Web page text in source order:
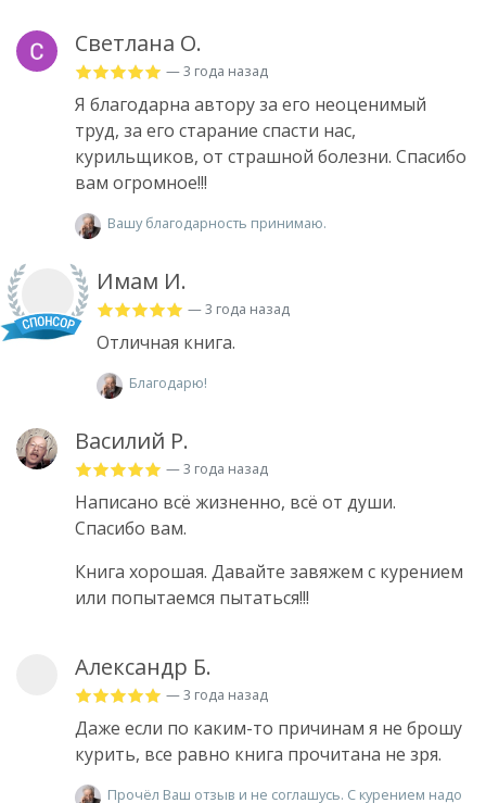
Светлана О.
— 3 года назад
Я благодарна автору за его неоценимый
труд, за его старание спасти нас,
курильщиков, от страшной болезни. Спасибо
вам огромное!!!
Вашу благодарность принимаю.
Имам И.
— 3 года назад
Отличная книга.
Благодарю!
Василий Р.
— 3 года назад
Написано всё жизненно, всё от души.
Спасибо вам.
Книга хорошая. Давайте завяжем с курением
или попытаемся пытаться!!!
Александр Б.
— 3 года назад
Даже если по каким-то причинам я не брошу
курить, все равно книга прочитана не зря.
Прочёл Ваш отзыв и не соглашусь. С курением надо